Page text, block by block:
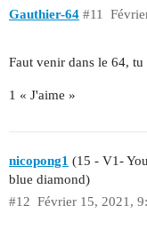
Gauthier-64 #11
Faut venir dans le 64, tu
1 « J'aime »
nicopong1 (15 - V1-
blue diamond)
Février 15, 2021,
#12